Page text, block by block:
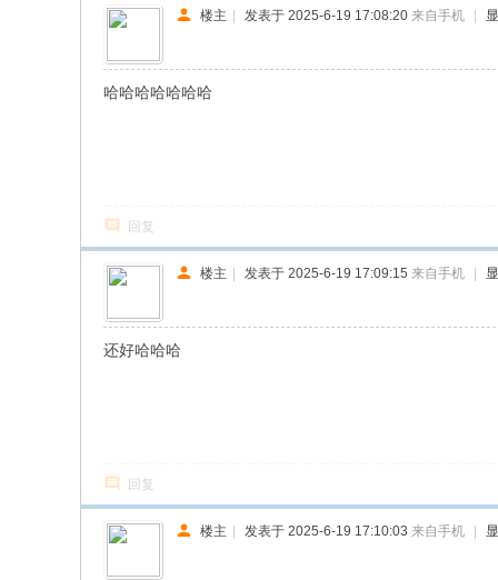
楼主 | 发表于 2025-6-19 17:08:20 来自手机 |
哈哈哈哈哈哈哈
回复
楼主 | 发表于 2025-6-19 17:09:15 来自手机 |
还好哈哈哈
回复
楼主 | 发表于 2025-6-19 17:10:03 来自手机 |